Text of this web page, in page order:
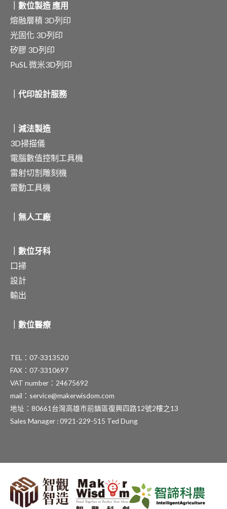
｜數位製造 應用
熔融層積 3D列印
光固化 3D列印
矽膠 3D列印
PuSL 微米3D列印
｜代印設計服務
｜減法製造
3D掃描儀
電腦數值控制工具機
雷射切割雕刻機
雷動工具機
｜無人工廠
｜數位牙科
口掃
設計
輸出
｜數位醫療
TEL：07-3313520
FAX：07-3310697
VAT number：24675692
mail：service@makerwisdom.com
地址：80661台灣高雄市前鎮區復興四路12號2樓之13
Sales Manager : 0921-229-515 Ted Dung